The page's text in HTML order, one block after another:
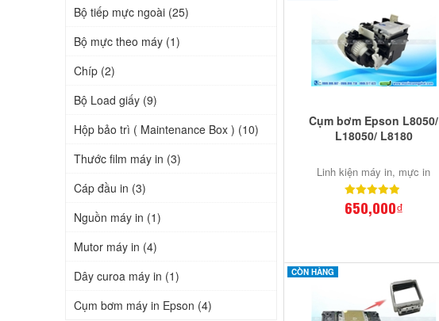
Cụm bơm Epson L8050/
L18050/ L8180
Linh kiện máy in, mực in
650,000₫
CÒN HÀNG
Bộ tiếp mực ngoài (25)
Bộ mực theo máy (1)
Chíp (2)
Bộ Load giấy (9)
Hộp bảo trì ( Maintenance Box ) (10)
Thước film máy in (3)
Cáp đầu in (3)
Nguồn máy in (1)
Mutor máy in (4)
Dây curoa máy in (1)
Cụm bơm máy in Epson (4)